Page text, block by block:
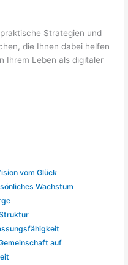
Strategien und
die Ihnen dabei helfen
Ihrem Leben als digitaler
vom Glück
Wachstum
auf